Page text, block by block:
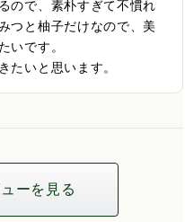
ので、素朴すぎて不慣れ
つと柚子だけなので、美
いです。
たいと思います。
ーを見る